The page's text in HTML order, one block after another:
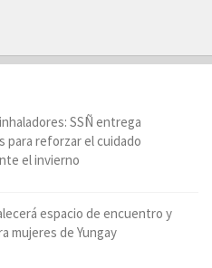
SSÑ entrega
para reforzar el cuidado
el invierno
espacio de encuentro y
mujeres de Yungay